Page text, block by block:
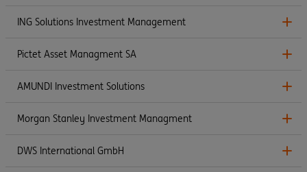
ING Solutions Investment Management
Pictet Asset Managment SA
AMUNDI Investment Solutions
Morgan Stanley Investment Managment
DWS International GmbH